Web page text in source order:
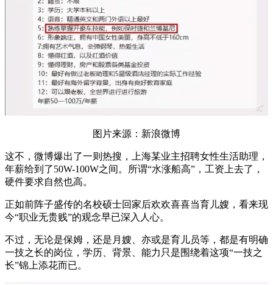
图片来源：新浪微博
这不，微博爆出了一则热搜，上海某业主招聘女性生活助理，
年薪给到了50W-100W之间。所谓“水涨船高”，工资上去了，
硬件要求自然也高。
正如前阵子盛传的名校硕士回家后欢欢喜喜当育儿嫂，看来现
今“职业无贵贱”的观念早已深入人心。
不过，无论是保姆，还是月嫂、亦或是育儿员等，都是有明确
一技之长的岗位，学历、背景、能力只是围绕着这项“一技之
长”锦上添花而已。